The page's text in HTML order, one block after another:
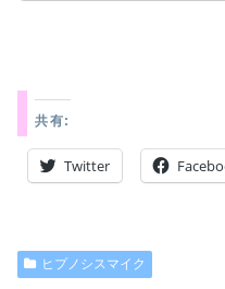
共有:
Twitter
ヒプノシスマイク